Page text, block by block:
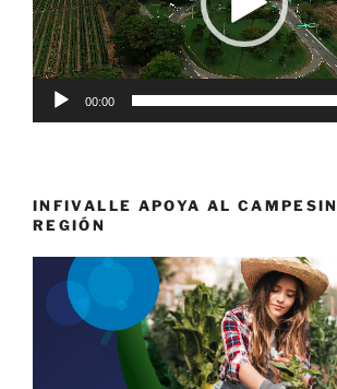
00:00
INFIVALLE APOYA AL
REGIÓN